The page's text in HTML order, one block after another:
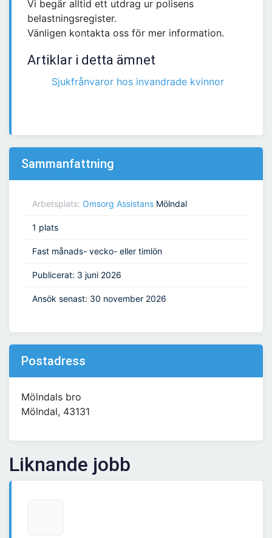
Vi begär alltid ett utdrag ur polisens
belastningsregister.
Vänligen kontakta oss för mer information.
Artiklar i detta ämnet
Sjukfrånvaror hos invandrade kvinnor
Sammanfattning
Arbetsplats: Omsorg Assistans Mölndal
1 plats
Fast månads- vecko- eller timlön
Publicerat: 3 juni 2026
Ansök senast: 30 november 2026
Postadress
Mölndals bro
Mölndal, 43131
Liknande jobb